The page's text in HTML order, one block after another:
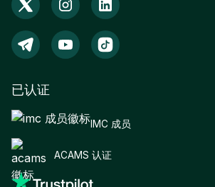
已认证
IMC 成员
ACAMS 认证